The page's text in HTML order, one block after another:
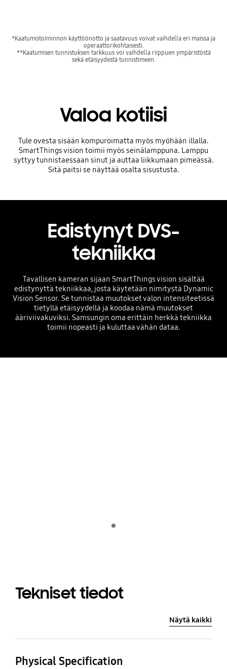
*Kaatumistoiminnon käyttöönotto ja saatavuus voivat vaihdella eri maissa ja
operaattorikohtaisesti.
**Kaatumisen tunnistuksen tarkkuus voi vaihdella riippuen ympäristöstä
sekä etäisyydestä tunnistimeen.
Valoa kotiisi
Tule ovesta sisään kompuroimatta myös myöhään illalla.
SmartThings vision toimii myös seinälamppuna. Lamppu
syttyy tunnistaessaan sinut ja auttaa liikkumaan pimeässä.
Sitä paitsi se näyttää osalta sisustusta.
Edistynyt DVS-
tekniikka
Tavallisen kameran sijaan SmartThings vision sisältää
edistynyttä tekniikkaa, josta käytetään nimitystä Dynamic
Vision Sensor. Se tunnistaa muutokset valon intensiteetissä
tietyllä etäisyydellä ja koodaa nämä muutokset
ääriviivakuviksi. Samsungin oma erittäin herkkä tekniikka
toimii nopeasti ja kuluttaa vähän dataa.
Tekniset tiedot
Näytä kaikki
Physical Specification